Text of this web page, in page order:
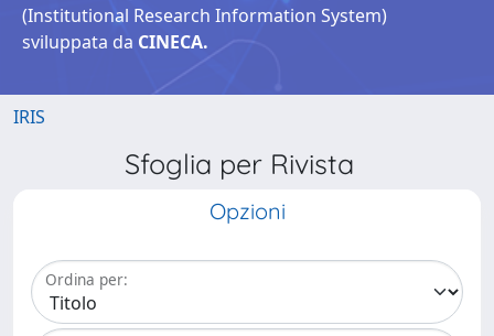
(Institutional Research Information System)
sviluppata da CINECA.
IRIS
Sfoglia per Rivista
Opzioni
Ordina per: